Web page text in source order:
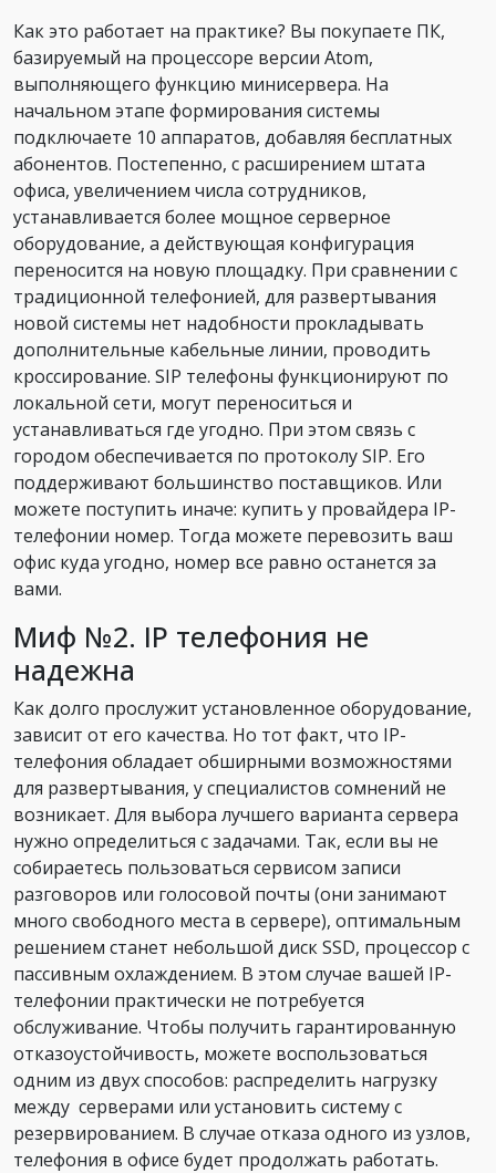
Как это работает на практике? Вы покупаете ПК,
базируемый на процессоре версии Atom,
выполняющего функцию минисервера. На
начальном этапе формирования системы
подключаете 10 аппаратов, добавляя бесплатных
абонентов. Постепенно, с расширением штата
офиса, увеличением числа сотрудников,
устанавливается более мощное серверное
оборудование, а действующая конфигурация
переносится на новую площадку. При сравнении с
традиционной телефонией, для развертывания
новой системы нет надобности прокладывать
дополнительные кабельные линии, проводить
кроссирование. SIP телефоны функционируют по
локальной сети, могут переноситься и
устанавливаться где угодно. При этом связь с
городом обеспечивается по протоколу SIP. Его
поддерживают большинство поставщиков. Или
можете поступить иначе: купить у провайдера IP-
телефонии номер. Тогда можете перевозить ваш
офис куда угодно, номер все равно останется за
вами.
Миф №2. IP телефония не
надежна
Как долго прослужит установленное оборудование,
зависит от его качества. Но тот факт, что IP-
телефония обладает обширными возможностями
для развертывания, у специалистов сомнений не
возникает. Для выбора лучшего варианта сервера
нужно определиться с задачами. Так, если вы не
собираетесь пользоваться сервисом записи
разговоров или голосовой почты (они занимают
много свободного места в сервере), оптимальным
решением станет небольшой диск SSD, процессор с
пассивным охлаждением. В этом случае вашей IP-
телефонии практически не потребуется
обслуживание. Чтобы получить гарантированную
отказоустойчивость, можете воспользоваться
одним из двух способов: распределить нагрузку
между серверами или установить систему с
резервированием. В случае отказа одного из узлов,
телефония в офисе будет продолжать работать.